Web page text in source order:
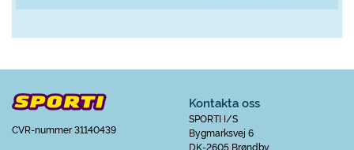
CVR-nummer 31140439
Kontakta oss
SPORTI I/S
Bygmarksvej 6
DK-2605 Brøndby